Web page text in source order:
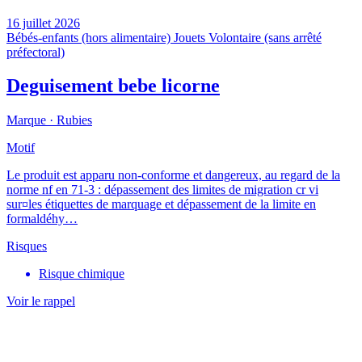
16 juillet 2026
Bébés-enfants (hors alimentaire) Jouets Volontaire (sans arrêté
préfectoral)
Deguisement bebe licorne
Marque · Rubies
Motif
Le produit est apparu non-conforme et dangereux, au regard de la
norme nf en 71-3 : dépassement des limites de migration cr vi
sur¤les étiquettes de marquage et dépassement de la limite en
formaldéhy…
Risques
Risque chimique
Voir le rappel